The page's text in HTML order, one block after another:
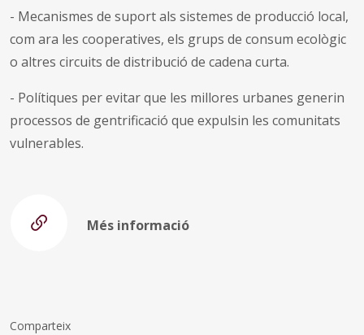
- Mecanismes de suport als sistemes de producció local,
com ara les cooperatives, els grups de consum ecològic
o altres circuits de distribució de cadena curta.
- Polítiques per evitar que les millores urbanes generin
processos de gentrificació que expulsin les comunitats
vulnerables.
Més informació
Comparteix